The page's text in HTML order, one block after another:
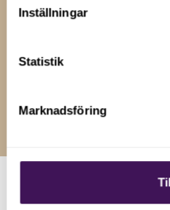
Inställningar
Statistik
Marknadsföring
Operativ chef